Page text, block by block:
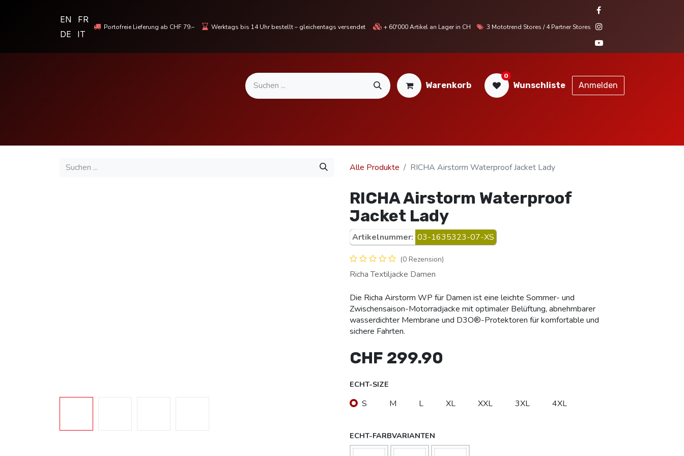
EN
FR
DE
IT
Portofreie Lieferung ab CHF 79.– Werktags bis 14 Uhr bestellt – gleichentags versendet + 60'000 Artikel an Lager in CH 3 Mototrend Stores / 4 Partner Stores
Warenkorb
0
Wunschliste Anmelden
Alle Produkte RICHA Airstorm Waterproof Jacket Lady
RICHA Airstorm Waterproof
Jacket Lady
Artikelnummer: 03-1635323-07-XS
(0 Rezension)
Richa Textiljacke Damen
Die Richa Airstorm WP für Damen ist eine leichte Sommer- und
Zwischensaison-Motorradjacke mit optimaler Belüftung, abnehmbarer
wasserdichter Membrane und D3O®-Protektoren für komfortable und
sichere Fahrten.
CHF 299.90
ECHT-SIZE
S M L XL XXL 3XL 4XL
ECHT-FARBVARIANTEN